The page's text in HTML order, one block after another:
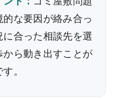
な要因が絡み合っ
合った相談先を選
から動き出すことが
。